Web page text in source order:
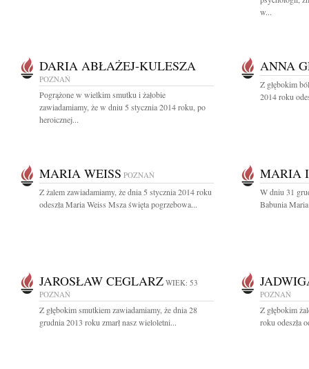
w...
DARIA ABŁAŻEJ-KULESZA
POZNAŃ
Pogrążone w wielkim smutku i żałobie
zawiadamiamy, że w dniu 5 stycznia 2014 roku, po
heroicznej...
ANNA
Z głębokim
2014 roku
MARIA WEISS POZNAŃ
Z żalem zawiadamiamy, że dnia 5 stycznia 2014 roku
odeszła Maria Weiss Msza święta pogrzebowa...
MARIA
W dniu 31
Babunia
JAROSŁAW CEGLARZ WIEK: 53
POZNAŃ
Z głębokim smutkiem zawiadamiamy, że dnia 28
grudnia 2013 roku zmarł nasz wieloletni...
POZNAŃ
Z głębokim
roku odeszła